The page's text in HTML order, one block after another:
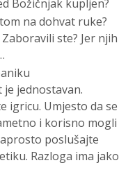
Božičnjak kupljen?
na dohvat ruke?
ste? Jer njih
je jednostavan.
igricu. Umjesto da se
i korisno mogli
poslušajte
Razloga ima jako